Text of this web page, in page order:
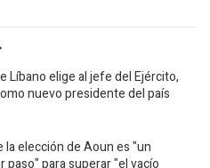
Líbano elige al jefe del Ejército,
nuevo presidente del país
la elección de Aoun es "un